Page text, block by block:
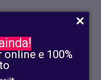
online e 100%